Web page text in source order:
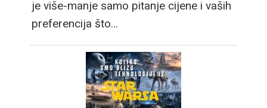
je više-manje samo pitanje cijene i vaših
preferencija što…